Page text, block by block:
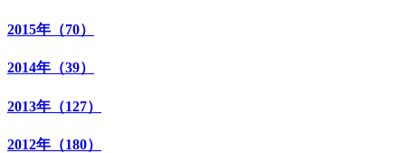
2015年（70）
2014年（39）
2013年（127）
2012年（180）